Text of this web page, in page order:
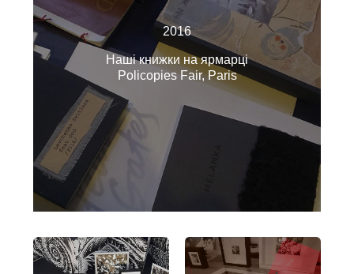
2016
Наші книжки на ярмарці
Policopies Fair, Paris